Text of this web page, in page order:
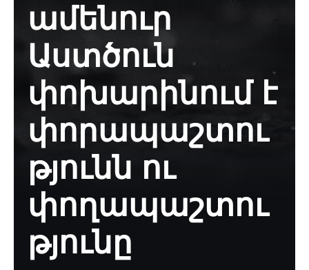
ամենուր
Աստծուն
փոխարինում է
փորապաշտու
թյունն ու
փողապաշտու
թյունը